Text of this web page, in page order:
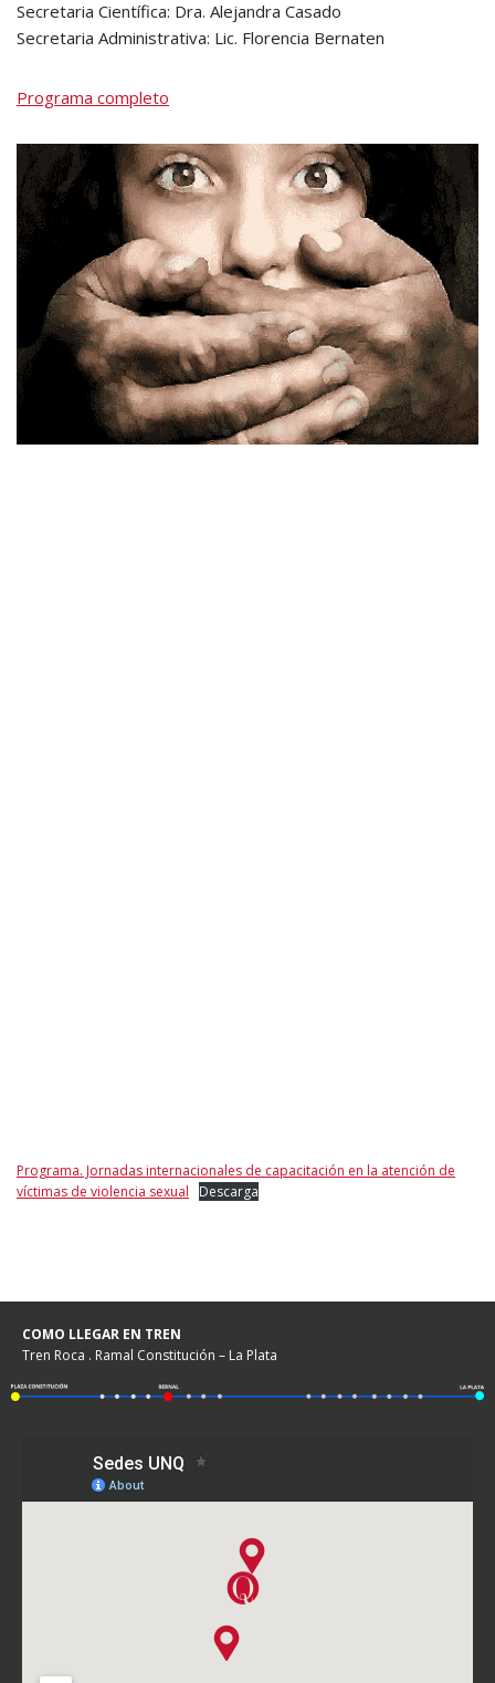
Secretaria Científica: Dra. Alejandra Casado
Secretaria Administrativa: Lic. Florencia Bernaten
Programa completo
Programa. Jornadas internacionales de capacitación en la atención de
víctimas de violencia sexual
Descarga
COMO LLEGAR EN TREN
Tren Roca . Ramal Constitución – La Plata